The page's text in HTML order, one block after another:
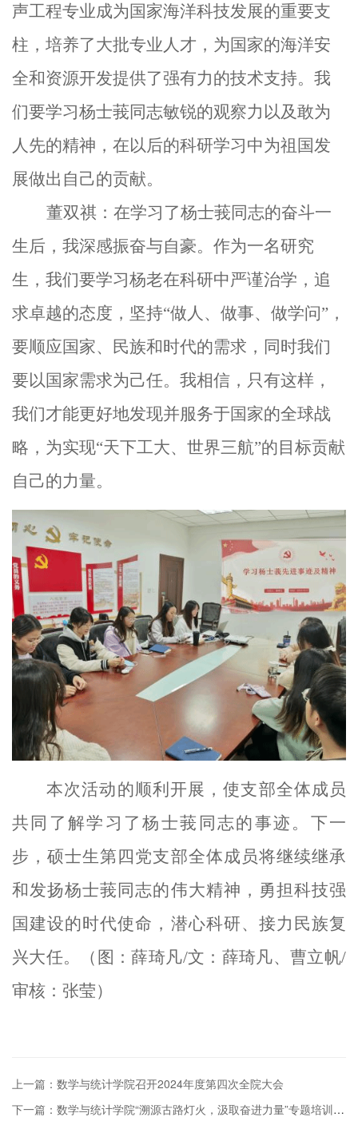
声工程专业成为国家海洋科技发展的重要支
柱，培养了大批专业人才，为国家的海洋安
全和资源开发提供了强有力的技术支持。我
们要学习杨士莪同志敏锐的观察力以及敢为
人先的精神，在以后的科研学习中为祖国发
展做出自己的贡献。
董双祺：在学习了杨士莪同志的奋斗一
生后，我深感振奋与自豪。作为一名研究
生，我们要学习杨老在科研中严谨治学，追
求卓越的态度，坚持“做人、做事、做学问”，
要顺应国家、民族和时代的需求，同时我们
要以国家需求为己任。我相信，只有这样，
我们才能更好地发现并服务于国家的全球战
略，为实现“天下工大、世界三航”的目标贡献
自己的力量。
本次活动的顺利开展，使支部全体成员
共同了解学习了杨士莪同志的事迹。下一
步，硕士生第四党支部全体成员将继续继承
和发扬杨士莪同志的伟大精神，勇担科技强
国建设的时代使命，潜心科研、接力民族复
兴大任。（图：薛琦凡/文：薛琦凡、曹立帆/
审核：张莹）
上一篇：数学与统计学院召开2024年度第四次全院大会
下一篇：数学与统计学院“溯源古路灯火，汲取奋进力量”专题培训在汉中顺利开展